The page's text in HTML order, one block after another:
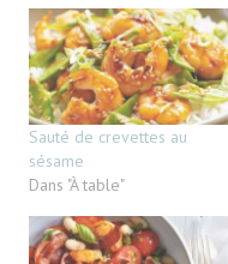
Sauté de crevettes au
sésame
Dans "À table"